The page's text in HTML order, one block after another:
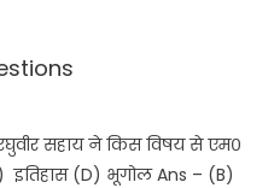
सहाय ने किस विषय से एम०
इतिहास (D) भूगोल Ans – (B)